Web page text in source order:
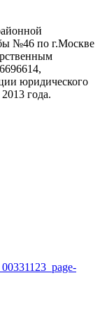
№46 по г.Москве
юридического
года.